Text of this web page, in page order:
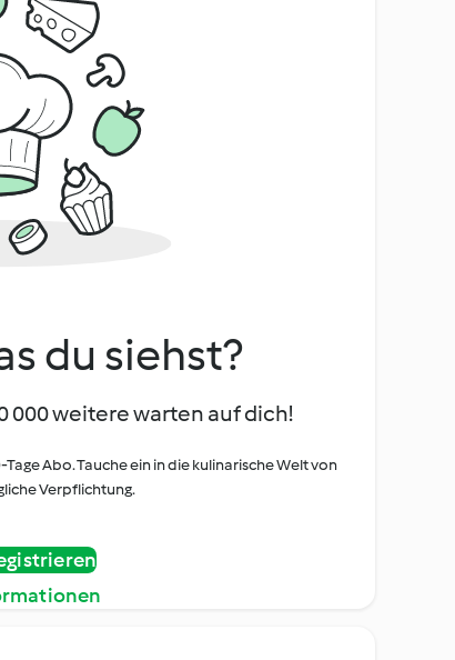
du siehst?
000 weitere warten auf dich!
Abo. Tauche ein in die kulinarische Welt von
Verpflichtung.